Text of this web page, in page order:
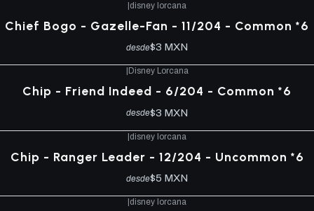
|disney lorcana
Chief Bogo - Gazelle-Fan - 11/204 - Common *6
desde$3 MXN
Disney Lorcana
Chip - Friend Indeed - 6/204 - Common *6
desde$3 MXN
|disney lorcana
Chip - Ranger Leader - 12/204 - Uncommon *6
desde$5 MXN
disney lorcana